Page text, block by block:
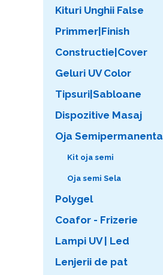
Kituri Unghii False
Primmer|Finish
Constructie|Cover
Geluri UV Color
Tipsuri|Sabloane
Dispozitive Masaj
Oja Semipermanenta
Kit oja semi
Oja semi Sela
Polygel
Coafor - Frizerie
Lampi UV | Led
Lenjerii de pat